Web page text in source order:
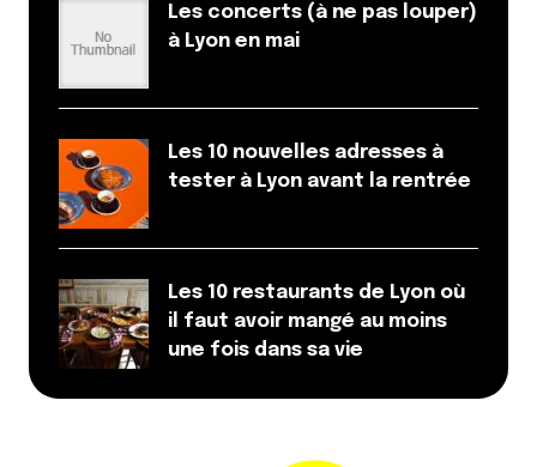
super ! Je vais mettre à jour l’article en prenant
en compte cette info.
Répondre
Votre adresse e-mail ne sera pas publiée.
champs obligatoires sont indiqués avec
Prévenez-moi de tous les nouveaux commentaires
par e-mail.
Les concerts (à ne pas louper)
à Lyon en mai
Les 10 nouvelles adresses à
tester à Lyon avant la rentrée
Les 10 restaurants de Lyon où
il faut avoir mangé au moins
une fois dans sa vie